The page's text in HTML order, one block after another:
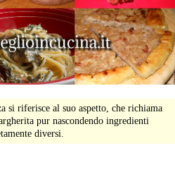
si riferisce al suo aspetto, che richiama
pur nascondendo ingredienti
diversi.